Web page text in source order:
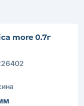
more 0.7г